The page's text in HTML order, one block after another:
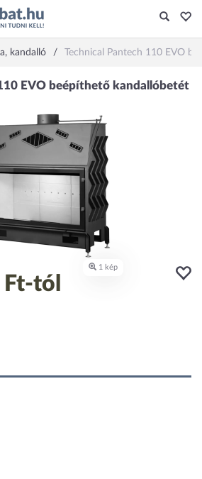
kandalló Technical Pantech 110 EVO
Ft-tól